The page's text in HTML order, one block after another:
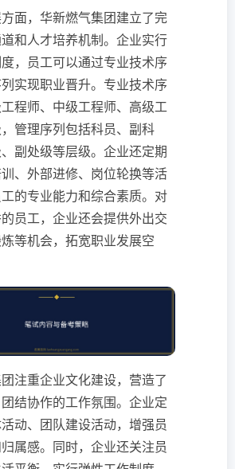
面，华新燃气集团建立了完
和人才培养机制。企业实行
，员工可以通过专业技术序
实现职业晋升。专业技术序
程师、中级工程师、高级工
管理序列包括科员、副科
副处级等层级。企业还定期
、外部进修、岗位轮换等活
的专业能力和综合素质。对
员工，企业还会提供外出交
等机会，拓宽职业发展空
注重企业文化建设，营造了
结协作的工作氛围。企业定
动、团队建设活动，增强员
属感。同时，企业还关注员